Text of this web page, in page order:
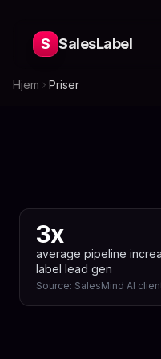
S SalesLabel
Hjem Priser
3x
average pipeline
label lead gen
Source: SalesMind AI